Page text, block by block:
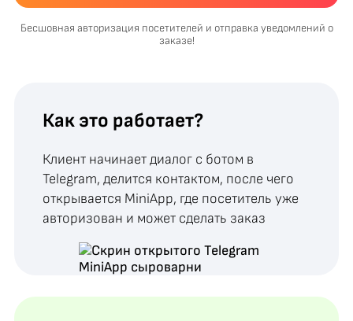
Бесшовная авторизация посетителей и отправка уведомлений о
заказе!
Как это работает?
Клиент начинает диалог с ботом в
Telegram, делится контактом, после чего
открывается MiniApp, где посетитель уже
авторизован и может сделать заказ